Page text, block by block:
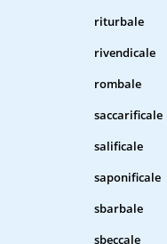
riturbale
rivendicale
rombale
saccarificale
salificale
saponificale
sbarbale
sbeccale